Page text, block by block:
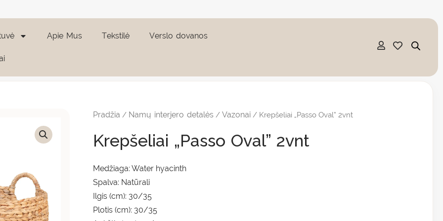
Apie Mus Tekstilė Verslo dovanos
Pradžia / Namų interjero detalės /Vazonai / Krepšeliai „Passo Oval” 2vnt
Krepšeliai „Passo Oval” 2vnt
Medžiaga: Water hyacinth
Spalva: Natūrali
Ilgis (cm): 30/35
Plotis (cm): 30/35